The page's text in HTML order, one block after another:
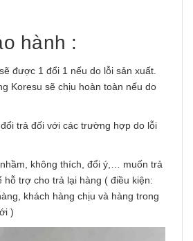
hành :
được 1 đổi 1 nếu do lỗi sản xuất.
Koresu sẽ chịu hoàn toàn nếu do
trả đối với các trường hợp do lỗi
không thích, đổi ý,… muốn trả
hỗ trợ cho trả lại hàng ( điều kiện:
khách hàng chịu và hàng trong
)